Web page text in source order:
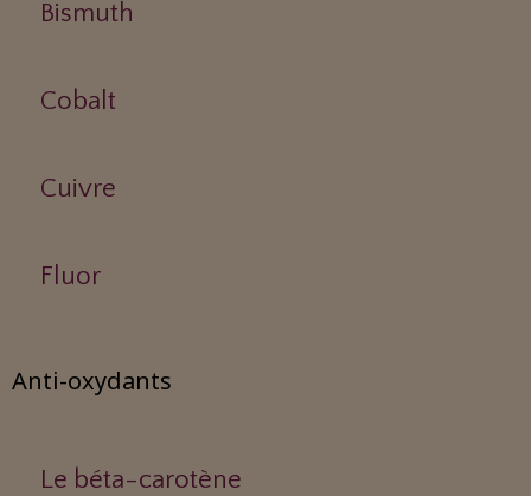
Bismuth
Cobalt
Cuivre
Fluor
Anti-oxydants
Le béta-carotène